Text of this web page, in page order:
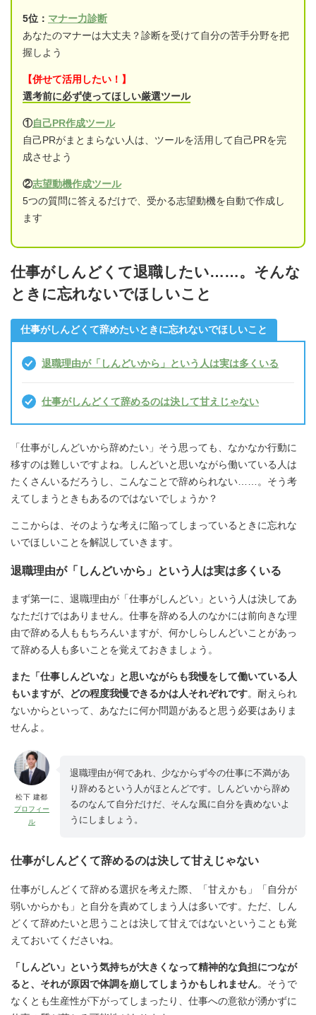
5位： マナー力診断
あなたのマナーは大丈夫？診断を受けて自分の苦手分野を把
握しよう
【併せて活用したい！】
選考前に必ず使ってほしい厳選ツール
①自己PR作成ツール
自己PRがまとまらない人は、ツールを活用して自己PRを完
成させよう
②志望動機作成ツール
5つの質問に答えるだけで、受かる志望動機を自動で作成し
ます
仕事がしんどくて退職したい……。そんな
ときに忘れないでほしいこと
仕事がしんどくて辞めたいときに忘れないでほしいこと
退職理由が「しんどいから」という人は実は多くいる
仕事がしんどくて辞めるのは決して甘えじゃない
「仕事がしんどいから辞めたい」そう思っても、なかなか行動に
移すのは難しいですよね。しんどいと思いながら働いている人は
たくさんいるだろうし、こんなことで辞められない……。そう考
えてしまうときもあるのではないでしょうか？
ここからは、そのような考えに陥ってしまっているときに忘れな
いでほしいことを解説していきます。
退職理由が「しんどいから」という人は実は多くいる
まず第一に、退職理由が「仕事がしんどい」という人は決してあ
なただけではありません。仕事を辞める人のなかには前向きな理
由で辞める人ももちろんいますが、何かしらしんどいことがあっ
て辞める人も多いことを覚えておきましょう。
また「仕事しんどいな」と思いながらも我慢をして働いている人
もいますが、どの程度我慢できるかは人それぞれです。 耐えられ
ないからといって、あなたに何か問題があると思う必要はありま
せんよ 。
松下 建都
プロフィー
ル
退職理由が何であれ、少なからず今の仕事に不満があ
り辞めるという人がほとんどです。しんどいから辞め
るのなんて自分だけだ、そんな風に自分を責めないよ
うにしましょう。
仕事がしんどくて辞めるのは決して甘えじゃない
仕事がしんどくて辞める選択を考えた際、「甘えかも」「自分が
弱いからかも」と自分を責めてしまう人は多いです。ただ、しん
どくて辞めたいと思うことは決して甘えではないということも覚
えておいてくださいね。
「しんどい」という気持ちが大きくなって精神的な負担につなが
ると、それが原因で体調を崩してしまうかもしれません。そうで
なくとも生産性が下がってしまったり、仕事への意欲が湧かずに